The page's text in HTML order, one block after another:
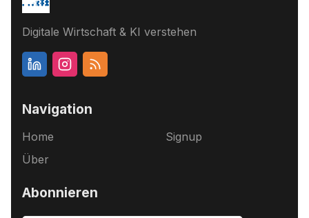
Digitale Wirtschaft & KI verstehen
Navigation
Home
Über
Signup
Abonnieren